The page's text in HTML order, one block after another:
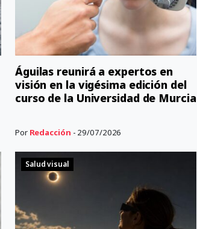
Águilas reunirá a expertos en
visión en la vigésima edición del
curso de la Universidad de Murcia
Por Redacción - 29/07/2026
Salud visual